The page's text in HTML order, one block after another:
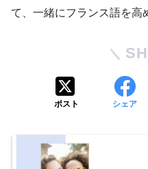
て、一緒にフランス語を高
ポスト シェア